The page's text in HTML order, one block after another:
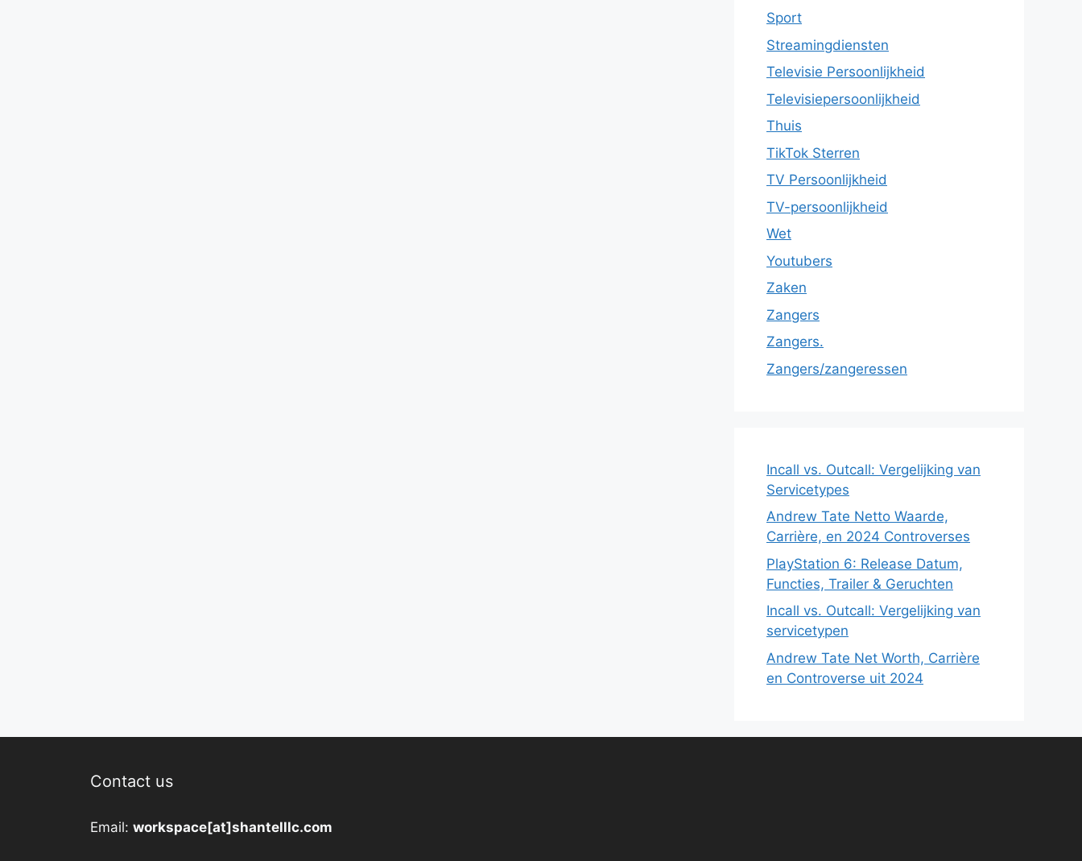
Sport
Streamingdiensten
Televisie Persoonlijkheid
Televisiepersoonlijkheid
Thuis
TikTok Sterren
TV Persoonlijkheid
TV-persoonlijkheid
Wet
Youtubers
Zaken
Zangers
Zangers.
Zangers/zangeressen
Incall vs. Outcall: Vergelijking van
Servicetypes
Andrew Tate Netto Waarde,
Carrière, en 2024 Controverses
PlayStation 6: Release Datum,
Functies, Trailer & Geruchten
Incall vs. Outcall: Vergelijking van
servicetypen
Andrew Tate Net Worth, Carrière
en Controverse uit 2024
Contact us
Email: workspace[at]shantelllc.com